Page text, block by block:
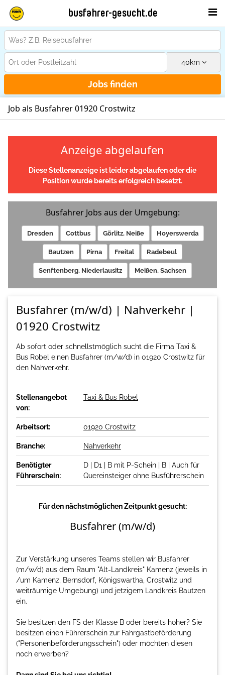
busfahrer-gesucht.de
40km
Jobs finden
Job als Busfahrer 01920 Crostwitz
Anzeige abgelaufen
Diese Stellenanzeige ist leider abgelaufen oder die
Position wurde bereits erfolgreich besetzt.
Busfahrer Jobs aus der Umgebung:
Dresden Cottbus Görlitz, Neiße Hoyerswerda
Bautzen Pirna Freital Radebeul
Senftenberg, Niederlausitz Meißen, Sachsen
Busfahrer (m/w/d) | Nahverkehr |
01920 Crostwitz
Ab sofort oder schnellstmöglich sucht die Firma Taxi &
Bus Robel einen Busfahrer (m/w/d) in 01920 Crostwitz für
den Nahverkehr.
Stellenangebot
von:
Taxi & Bus Robel
Arbeitsort: 01920 Crostwitz
Branche: Nahverkehr
Benötigter
Führerschein:
D | D1 | B mit P-Schein | B | Auch für
Quereinsteiger ohne Busführerschein
Für den nächstmöglichen Zeitpunkt gesucht:
Busfahrer (m/w/d)
Zur Verstärkung unseres Teams stellen wir Busfahrer
(m/w/d) aus dem Raum "Alt-Landkreis" Kamenz (jeweils in
/um Kamenz, Bernsdorf, Königswartha, Crostwitz und
weiträumige Umgebung) und jetzigem Landkreis Bautzen
ein.
Sie besitzen den FS der Klasse B oder bereits höher? Sie
besitzen einen Führerschein zur Fahrgastbeförderung
("Personenbeförderungsschein") oder möchten diesen
noch erwerben?